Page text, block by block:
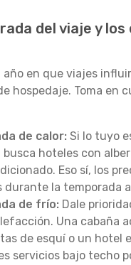
del viaje y
año en que viajes
hospedaje. Toma en
de calor: Si lo tuyo
hoteles con
Eso sí, los
durante la temporada
de frío: Dale
Una cabaña
de esquí o un hotel
servicios bajo techo